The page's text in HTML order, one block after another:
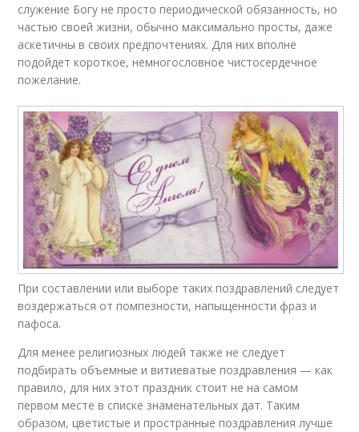
служение Богу не просто периодической обязанность, но
частью своей жизни, обычно максимально просты, даже
аскетичны в своих предпочтениях. Для них вполне
подойдет короткое, немногословное чистосердечное
пожелание.
При составлении или выборе таких поздравлений следует
воздержаться от помпезности, напыщенности фраз и
пафоса.
Для менее религиозных людей также не следует
подбирать объемные и витиеватые поздравления — как
правило, для них этот праздник стоит не на самом
первом месте в списке знаменательных дат. Таким
образом, цветистые и пространные поздравления лучше